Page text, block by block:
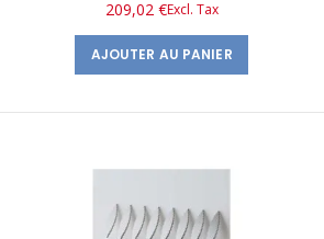
spécial
209,02 €
AJOUTER AU PANIER